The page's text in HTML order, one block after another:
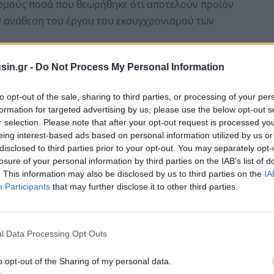
- Do Not Process My Personal Information
opt-out of the sale, sharing to third parties, or processing of your
for targeted advertising by us, please use the below opt-out
selection. Please note that after your opt-out request is processed
interest-based ads based on personal information utilized by us
to third parties prior to your opt-out. You may separately
of your personal information by third parties on the IAB’s list of
This information may also be disclosed by us to third parties on the
Participants that may further disclose it to other third parties.
Data Processing Opt Outs
opt-out of the Sharing of my personal data.
ποσά που θεωρήθηκε ότι αποτελούν προϊόν
του έργου του εκσυγχρονισμού των
πρόταση ήταν να κηρυχθεί ένοχος ο πρώην
για τα δύο βασικά αδικήματα, της δωροδοκίας και
-τα οποία έχουν παραγραφεί- και έτσι
συγκατηγορουμένους του για την κατηγορία που